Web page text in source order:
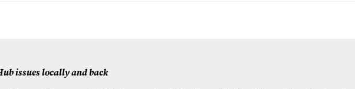
issues locally and back